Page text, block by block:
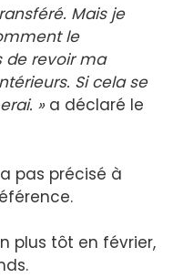
Mais je
le
de revoir ma
Si cela se
»a déclaré le
pas précisé à
plus tôt en février,